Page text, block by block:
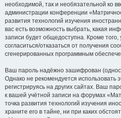
необходимой, так и необязательной ко
администрации конференции
развития технологий изучения
вас есть возможность выбрать, какая
записи будет общедоступна. Кроме того,
согласиться/отказаться от получения
сгенерированных программным
Ваш пароль надёжно зашифрован
Однако не рекомендуется использовать
регистрируясь на других сайтах. Ваш
к вашей учётной записи на форумах
точка развития технологий изучения
храните его в тайне, ни при каких